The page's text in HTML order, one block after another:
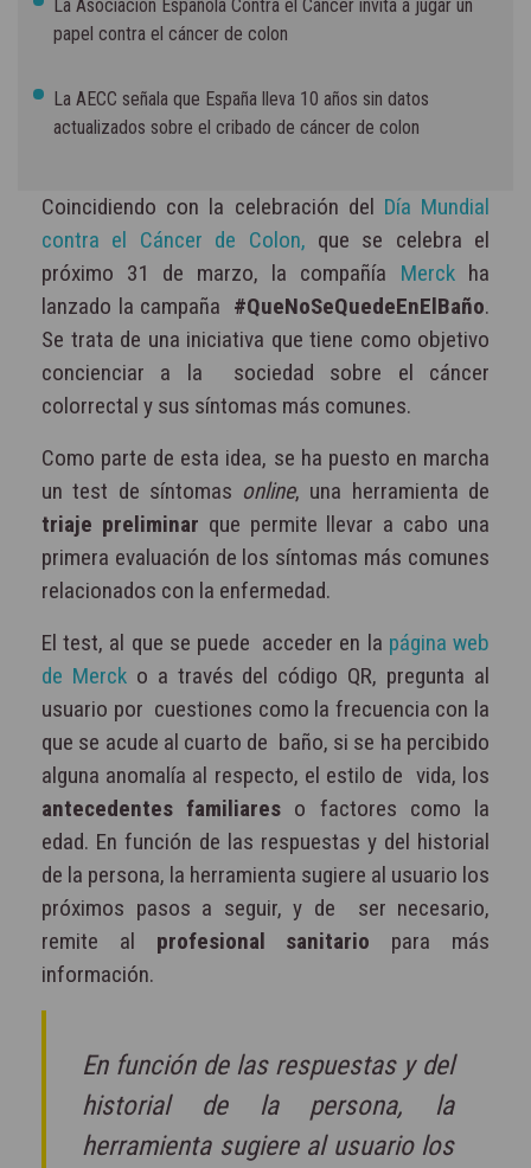
La Asociación Española Contra el Cáncer invita a jugar un
papel contra el cáncer de colon
La AECC señala que España lleva 10 años sin datos
actualizados sobre el cribado de cáncer de colon
Coincidiendo con la celebración del Día Mundial
contra el Cáncer de Colon, que se celebra el
próximo 31 de marzo, la compañía Merckha
lanzado la campaña #QueNoSeQuedeEnElBaño.
Se trata de una iniciativa que tiene como objetivo
concienciar a la sociedad sobre el cáncer
colorrectal y sus síntomas más comunes.
Como parte de esta idea, se ha puesto en marcha
un test de síntomas online, una herramienta de
triaje preliminar que permite llevar a cabo una
primera evaluación de los síntomas más comunes
relacionados con la enfermedad.
El test, al que se puede acceder en la página web
de Mercko a través del código QR, pregunta al
usuario por cuestiones como la frecuencia con la
que se acude al cuarto de baño, si se ha percibido
alguna anomalía al respecto, el estilo de vida, los
antecedentes familiares o factores como la
edad. En función de las respuestas y del historial
de la persona, la herramienta sugiere al usuario los
próximos pasos a seguir, y de ser necesario,
remite al profesional sanitario para más
información.
En función de las respuestas y del
historial de la persona, la
herramienta sugiere al usuario los